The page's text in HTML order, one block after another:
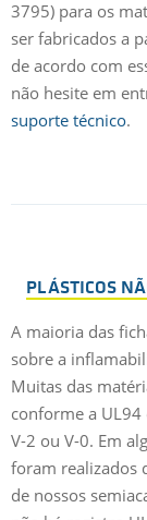
3795) para os
ser fabricados a
de acordo com
não hesite em
suporte técnico.
PLÁSTICOS
A maioria das
sobre a
Muitas das
conforme a UL94
V-2 ou V-0. Em
foram realizados
de nossos